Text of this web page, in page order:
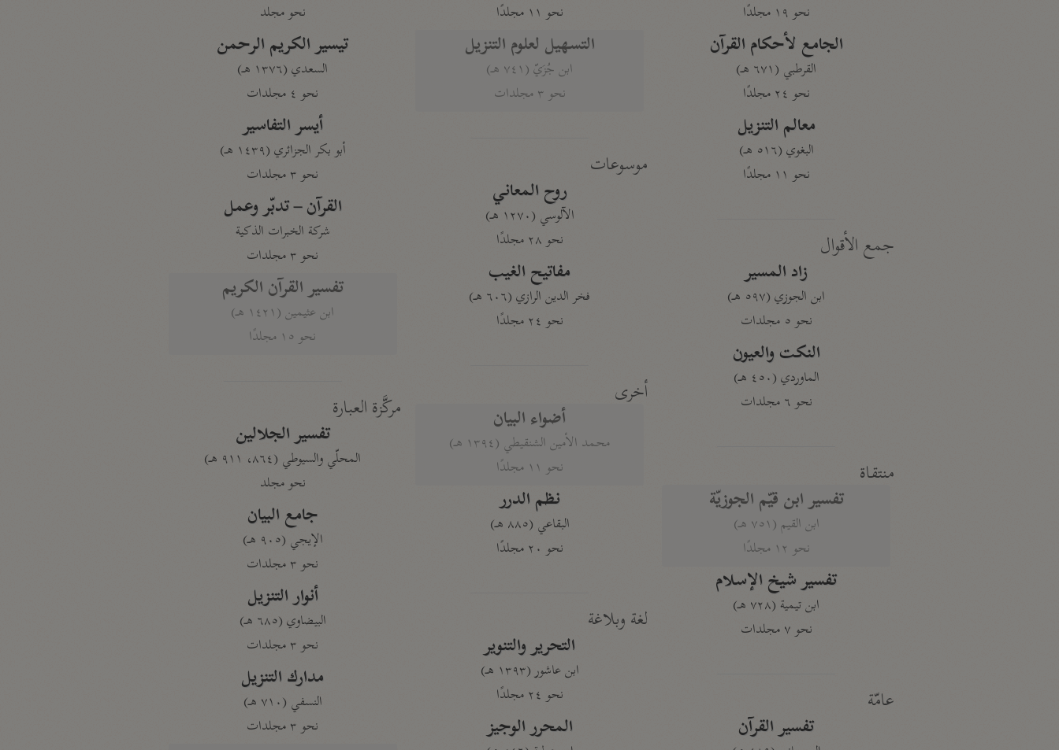
نحو ١٩ مجلدًا
الجامع لأحكام القرآن
القرطبي (٦٧١ هـ)
نحو ٢٤ مجلدًا
معالم التنزيل
البغوي (٥١٦ هـ)
نحو ١١ مجلدًا
جمع الأقوال
زاد المسير
ابن الجوزي (٥٩٧ هـ)
نحو ٥ مجلدات
النكت والعيون
الماوردي (٤٥٠ هـ)
نحو ٦ مجلدات
منتقاة
تفسير ابن قيّم الجوزيّة
ابن القيم (٧٥١ هـ)
نحو ١٢ مجلدًا
تفسير شيخ الإسلام
ابن تيمية (٧٢٨ هـ)
نحو ٧ مجلدات
عامّة
تفسير القرآن
نحو ١١ مجلدًا
التسهيل لعلوم التنزيل
ابن جُزَيّ (٧٤١ هـ)
نحو ٣ مجلدات
موسوعات
روح المعاني
الآلوسي (١٢٧٠ هـ)
نحو ٢٨ مجلدًا
مفاتيح الغيب
فخر الدين الرازي (٦٠٦ هـ)
نحو ٢٤ مجلدًا
أخرى
أضواء البيان
محمد الأمين الشنقيطي (١٣٩٤ هـ)
نحو ١١ مجلدًا
نظم الدرر
البقاعي (٨٨٥ هـ)
نحو ٢٠ مجلدًا
لغة وبلاغة
التحرير والتنوير
ابن عاشور (١٣٩٣ هـ)
نحو ٢٤ مجلدًا
المحرر الوجيز
نحو مجلد
تيسير الكريم الرحمن
السعدي (١٣٧٦ هـ)
نحو ٤ مجلدات
أيسر التفاسير
أبو بكر الجزائري (١٤٣٩ هـ)
نحو ٣ مجلدات
القرآن – تدبّر وعمل
شركة الخبرات الذكية
نحو ٣ مجلدات
تفسير القرآن الكريم
ابن عثيمين (١٤٢١ هـ)
نحو ١٥ مجلدًا
مركَّزة العبارة
تفسير الجلالين
المحلّي والسيوطي (٨٦٤، ٩١١ هـ)
نحو مجلد
جامع البيان
الإيجي (٩٠٥ هـ)
نحو ٣ مجلدات
أنوار التنزيل
البيضاوي (٦٨٥ هـ)
نحو ٣ مجلدات
مدارك التنزيل
النسفي (٧١٠ هـ)
نحو ٣ مجلدات